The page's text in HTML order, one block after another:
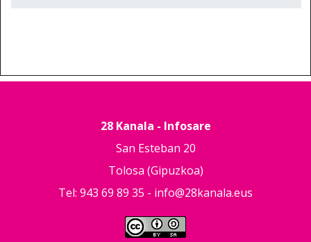
28 Kanala - Infosare
San Esteban 20
Tolosa (Gipuzkoa)
Tel: 943 69 89 35 - info@28kanala.eus